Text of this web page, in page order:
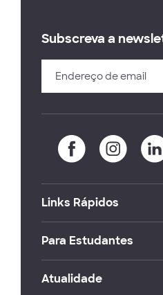
Subscreva a
Links Rápidos
Para Estudantes
Atualidade